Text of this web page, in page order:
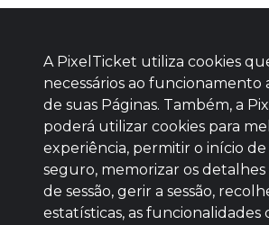
Baixe agora
A PixelTicket utiliza cookies
necessários ao funcionamento
de suas Páginas. Também, a
poderá utilizar cookies para
experiência, permitir o início de
seguro, memorizar os detalhes
de sessão, gerir a sessão,
estatísticas, as funcionalidades